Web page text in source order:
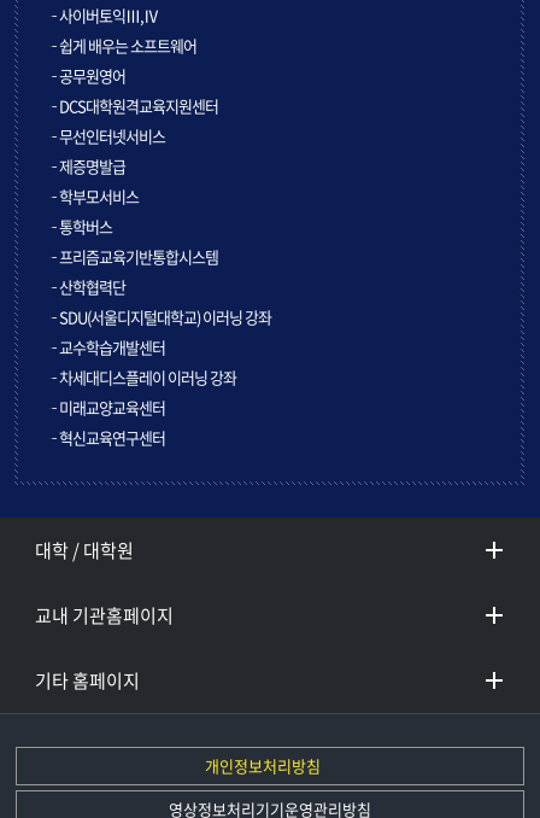
사이버토익Ⅲ,Ⅳ
쉽게 배우는 소프트웨어
공무원영어
DCS대학원격교육지원센터
무선인터넷서비스
제증명발급
학부모서비스
통학버스
프리즘교육기반통합시스템
산학협력단
SDU(서울디지털대학교) 이러닝 강좌
교수학습개발센터
차세대디스플레이 이러닝 강좌
미래교양교육센터
혁신교육연구센터
대학 / 대학원
교내 기관홈페이지
기타 홈페이지
개인정보처리방침
영상정보처리기기운영관리방침